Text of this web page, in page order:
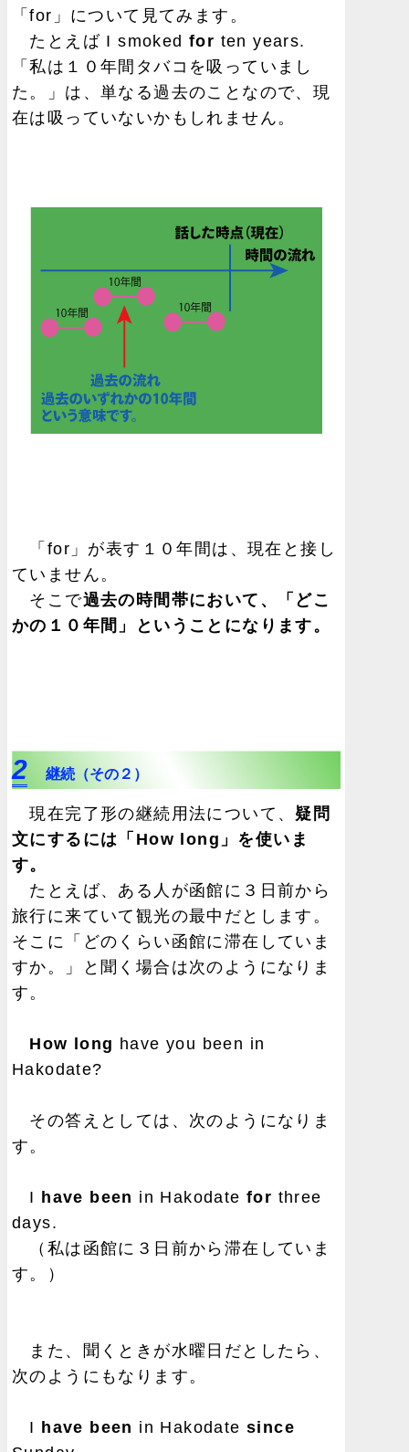
「for」について見てみます。
たとえば I smoked for ten years.
「私は１０年間タバコを吸っていまし
た。」は、単なる過去のことなので、現
在は吸っていないかもしれません。
「for」が表す１０年間は、現在と接し
ていません。
そこで過去の時間帯において、「どこ
かの１０年間」ということになります。
2 継続（その２）
現在完了形の継続用法について、 疑問
文にするには「How long」を使いま
す。
たとえば、ある人が函館に３日前から
旅行に来ていて観光の最中だとします。
そこに「どのくらい函館に滞在していま
すか。」と聞く場合は次のようになりま
す。
How long have you been in
Hakodate?
その答えとしては、次のようになりま
す。
I have been in Hakodatefor three
days.
（私は函館に３日前から滞在していま
す。）
また、聞くときが水曜日だとしたら、
次のようにもなります。
I have been in Hakodatesince